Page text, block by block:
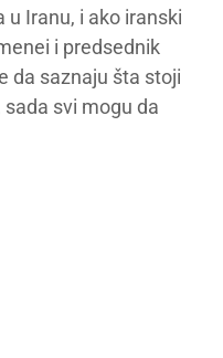
Iranu, i ako iranski
i predsednik
da saznaju šta stoji
svi mogu da